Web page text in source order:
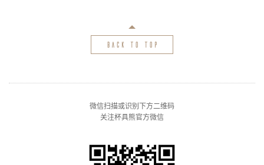
back to top
微信扫描或识别下方二维码
关注杯具熊官方微信